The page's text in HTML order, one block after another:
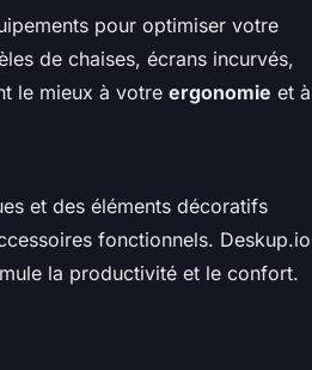
pour optimiser votre
de chaises, écrans incurvés,
le mieux à votre ergonomie et à
et des éléments décoratifs
fonctionnels. Deskup.io
la productivité et le confort.